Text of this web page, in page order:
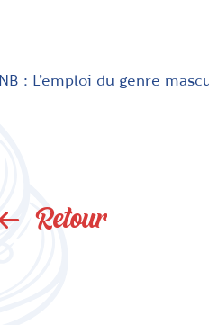
NB : L’emploi du genre
Retour